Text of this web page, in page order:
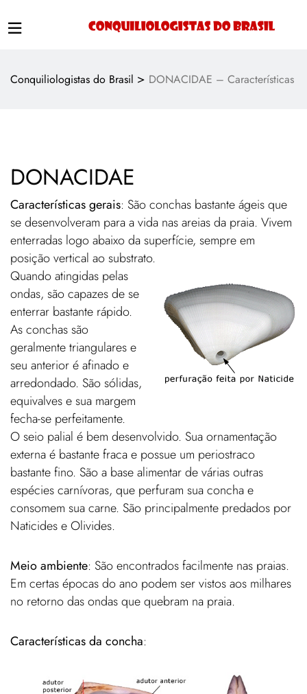
Conquiliologistas do Brasil > DONACIDAE – Características
DONACIDAE
Características gerais: São conchas bastante ágeis que
se desenvolveram para a vida nas areias da praia. Vivem
enterradas logo abaixo da superfície, sempre em
posição vertical ao substrato.
Quando atingidas pelas
ondas, são capazes de se
enterrar bastante rápido.
As conchas são
geralmente triangulares e
seu anterior é afinado e
arredondado. São sólidas,
equivalves e sua margem
fecha-se perfeitamente.
O seio palial é bem desenvolvido. Sua ornamentação
externa é bastante fraca e possue um periostraco
bastante fino. São a base alimentar de várias outras
espécies carnívoras, que perfuram sua concha e
consomem sua carne. São principalmente predados por
Naticides e Olivides.
Meio ambiente: São encontrados facilmente nas praias.
Em certas épocas do ano podem ser vistos aos milhares
no retorno das ondas que quebram na praia.
Características da concha: